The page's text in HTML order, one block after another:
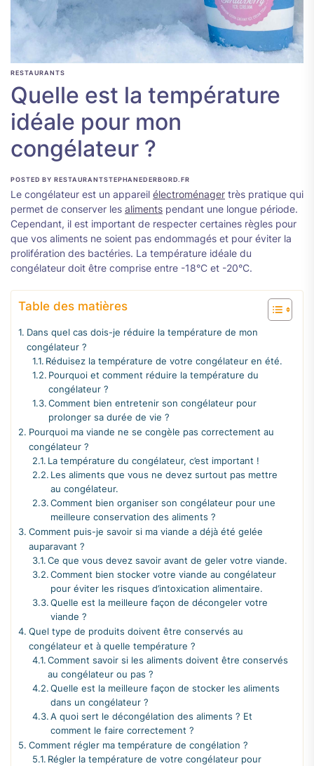
RESTAURANTS
Quelle est la température
idéale pour mon
congélateur ?
POSTED BY RESTAURANTSTEPHANEDERBORD.FR
Le congélateur est un appareil électroménager très pratique qui
permet de conserver les aliments pendant une longue période.
Cependant, il est important de respecter certaines règles pour
que vos aliments ne soient pas endommagés et pour éviter la
prolifération des bactéries. La température idéale du
congélateur doit être comprise entre -18°C et -20°C.
Table des matières
Dans quel cas dois-je réduire la température de mon
congélateur ?
Réduisez la température de votre congélateur en été.
Pourquoi et comment réduire la température du
congélateur ?
Comment bien entretenir son congélateur pour
prolonger sa durée de vie ?
Pourquoi ma viande ne se congèle pas correctement au
congélateur ?
La température du congélateur, c’est important !
Les aliments que vous ne devez surtout pas mettre
au congélateur.
Comment bien organiser son congélateur pour une
meilleure conservation des aliments ?
Comment puis-je savoir si ma viande a déjà été gelée
auparavant ?
Ce que vous devez savoir avant de geler votre viande.
Comment bien stocker votre viande au congélateur
pour éviter les risques d’intoxication alimentaire.
Quelle est la meilleure façon de décongeler votre
viande ?
Quel type de produits doivent être conservés au
congélateur et à quelle température ?
Comment savoir si les aliments doivent être conservés
au congélateur ou pas ?
Quelle est la meilleure façon de stocker les aliments
dans un congélateur ?
A quoi sert le décongélation des aliments ? Et
comment le faire correctement ?
Comment régler ma température de congélation ?
Régler la température de votre congélateur pour